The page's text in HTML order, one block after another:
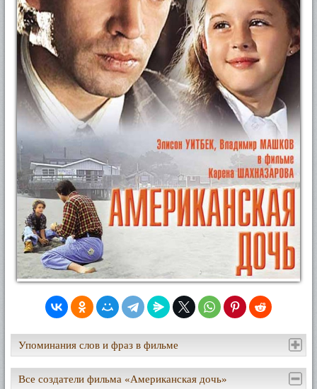
Упоминания слов и фраз в фильме
Все создатели фильма «Американская дочь»